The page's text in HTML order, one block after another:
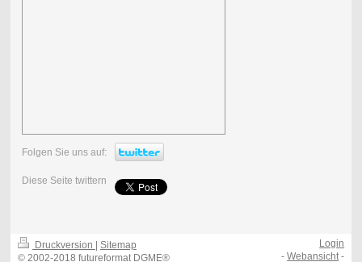
Folgen Sie uns auf:
Diese Seite twittern
Druckversion
Sitemap
© 2002-2018 futureformat DGME®
Login
-Webansicht-